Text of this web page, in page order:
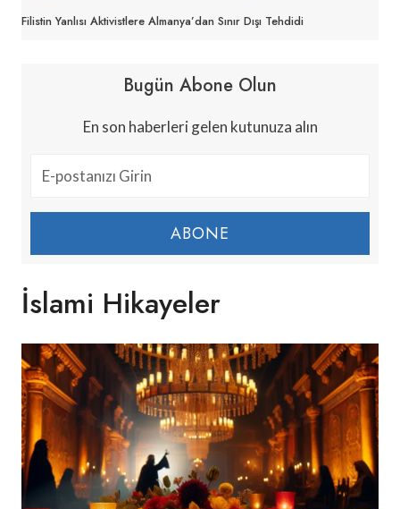
Filistin Yanlısı Aktivistlere Almanya’dan Sınır Dışı Tehdidi
Bugün Abone Olun
En son haberleri gelen kutunuza alın
ABONE
İslami Hikayeler